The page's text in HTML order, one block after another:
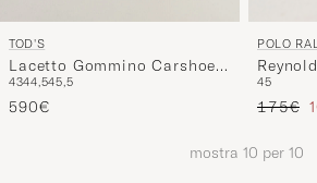
TOD'S
Lacetto Gommino Carshoe
Navy Suede
4344,545,5
590€
POLO
Loafer
45
Prezzo
175€
mostra 10 per 10